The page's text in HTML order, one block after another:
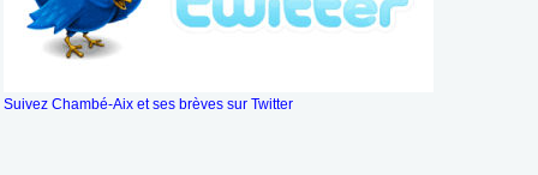
Suivez Chambé-Aix et ses brèves sur Twitter